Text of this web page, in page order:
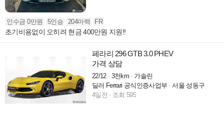
인수금 0만원 5인승 204마력 FR
초기비용없이 오히려 현금 400만원 지원!!
페라리 296 GTB 3.0 PHEV
가격 상담
22/12 3천km
가솔린
딜러 Ferrari 공식인증사업부
서울 성동구
4일전
조회 595